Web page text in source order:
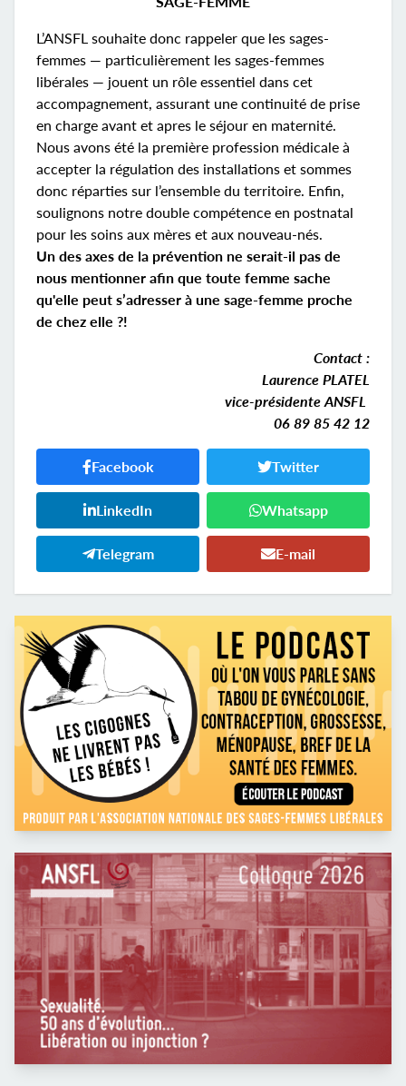
L’ANSFL souhaite donc rappeler que les sages-
femmes — particulièrement les sages-femmes
libérales — jouent un rôle essentiel dans cet
accompagnement, assurant une continuité de prise
en charge avant et apres le séjour en maternité.
Nous avons été la première profession médicale à
accepter la régulation des installations et sommes
donc réparties sur l’ensemble du territoire. Enfin,
soulignons notre double compétence en postnatal
pour les soins aux mères et aux nouveau-nés.
Un des axes de la prévention ne serait-il pas de
nous mentionner afin que toute femme sache
qu'elle peut s’adresser à une sage-femme proche
de chez elle ?!
Contact :
Laurence PLATEL
vice-présidente ANSFL
06 89 85 42 12
Facebook Twitter
LinkedIn Whatsapp
Telegram E-mail